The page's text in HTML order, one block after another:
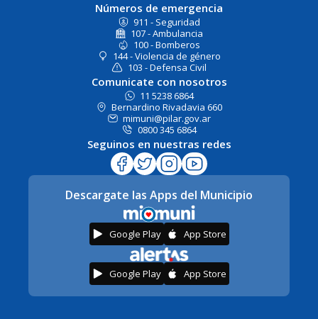
Números de emergencia
911 - Seguridad
107 - Ambulancia
100 - Bomberos
144 - Violencia de género
103 - Defensa Civil
Comunicate con nosotros
11 5238 6864
Bernardino Rivadavia 660
mimuni@pilar.gov.ar
0800 345 6864
Seguinos en nuestras redes
Descargate las Apps del Municipio
Google Play App Store
Google Play App Store